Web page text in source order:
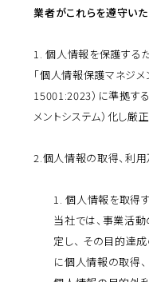
業者がこれらを遵守いた
1. 個人情報を保護する
「個人情報保護マネジメ
15001:2023）に準拠す
メントシステム）化し厳
2.個人情報の取得、利
1. 個人情報を取得
当社では、事業活
定し、 その目的達
に個人情報の取得